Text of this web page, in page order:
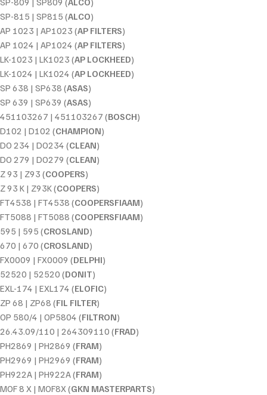
SP-815 | SP815 (ALCO)
AP 1023 | AP1023 (AP FILTERS)
AP 1024 | AP1024 (AP FILTERS)
LK-1023 | LK1023 (AP LOCKHEED)
LK-1024 | LK1024 (AP LOCKHEED)
SP 638 | SP638 (ASAS)
SP 639 | SP639 (ASAS)
451103267 | 451103267 (BOSCH)
D102 | D102 (CHAMPION)
DO 234 | DO234 (CLEAN)
DO 279 | DO279 (CLEAN)
Z 93 | Z93 (COOPERS)
Z 93 K | Z93K (COOPERS)
FT4538 | FT4538 (COOPERSFIAAM)
FT5088 | FT5088 (COOPERSFIAAM)
595 | 595 (CROSLAND)
670 | 670 (CROSLAND)
FX0009 | FX0009 (DELPHI)
52520 | 52520 (DONIT)
EXL-174 | EXL174 (ELOFIC)
ZP 68 | ZP68 (FIL FILTER)
OP 580/4 | OP5804 (FILTRON)
26.43.09/110 | 264309110 (FRAD)
PH2869 | PH2869 (FRAM)
PH2969 | PH2969 (FRAM)
PH922A | PH922A (FRAM)
MOF 8 X | MOF8X (GKN MASTERPARTS)